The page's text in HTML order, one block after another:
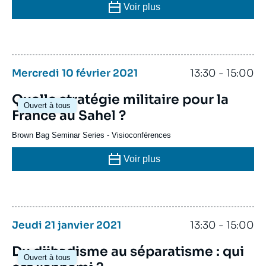
Voir plus
Mercredi 10 février 2021 13:30 - 15:00
Ouvert à tous
Quelle stratégie militaire pour la
France au Sahel ?
Brown Bag Seminar Series - Visioconférences
Voir plus
Jeudi 21 janvier 2021 13:30 - 15:00
Ouvert à tous
Du djihadisme au séparatisme : qui